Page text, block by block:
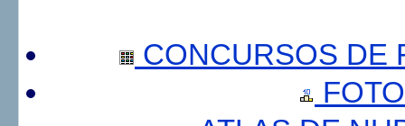
CONCURSOS DE